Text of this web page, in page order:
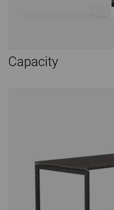
Capacity